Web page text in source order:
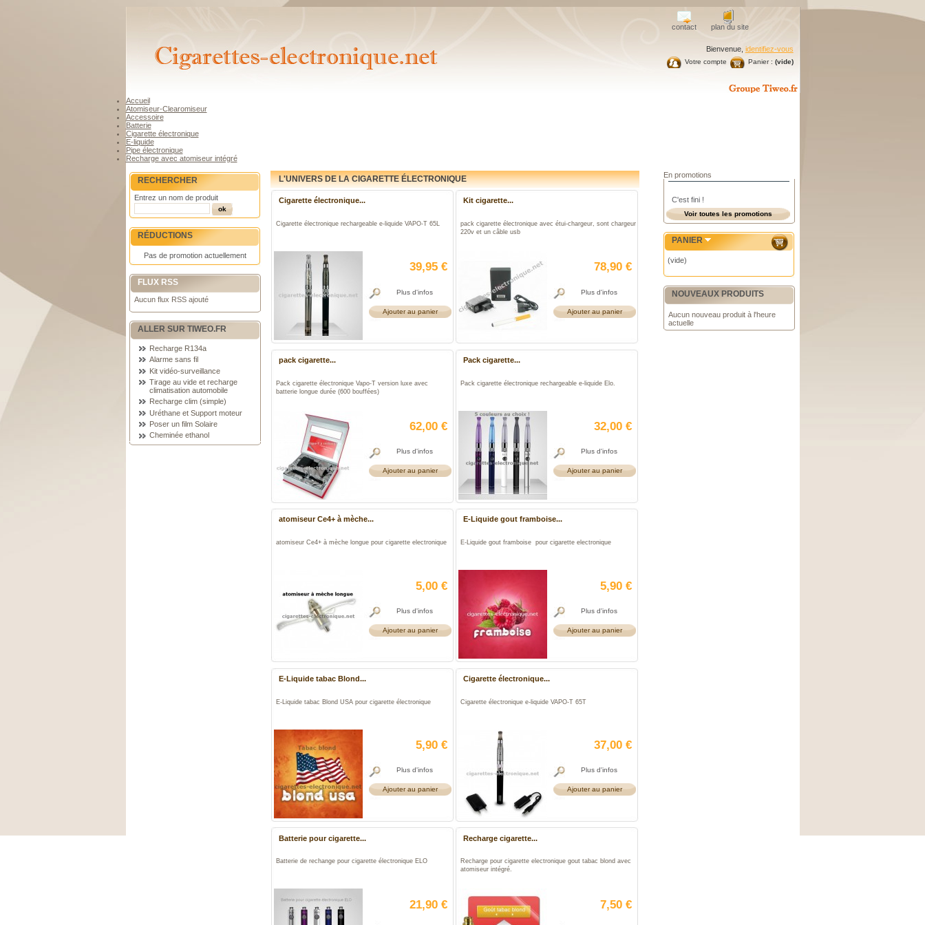
contact plan du site
Bienvenue, identifiez-vous
Panier : (vide)
Votre compte
Accueil
Atomiseur-Clearomiseur
Accessoire
Batterie
Cigarette électronique
E-liquide
Pipe électronique
Recharge avec atomiseur intégré
RECHERCHER
Entrez un nom de produit
RÉDUCTIONS
Pas de promotion actuellement
FLUX RSS
Aucun flux RSS ajouté
ALLER SUR TIWEO.FR
Recharge R134a
Alarme sans fil
Kit vidéo-surveillance
Tirage au vide et recharge
climatisation automobile
Recharge clim (simple)
Uréthane et Support moteur
Poser un film Solaire
Cheminée ethanol
L'UNIVERS DE LA CIGARETTE ÉLECTRONIQUE
Cigarette électronique...
Cigarette électronique rechargeable e-liquide VAPO-T 65L
39,95 €
Plus d'infos
Ajouter au panier
Kit cigarette...
pack cigarette électronique avec étui-chargeur, sont chargeur
220v et un câble usb
78,90 €
Plus d'infos
Ajouter au panier
pack cigarette...
Pack cigarette électronique Vapo-T version luxe avec
batterie longue durée (600 bouffées)
62,00 €
Plus d'infos
Ajouter au panier
Pack cigarette...
Pack cigarette électronique rechargeable e-liquide Elo.
32,00 €
Plus d'infos
Ajouter au panier
atomiseur Ce4+ à mèche...
atomiseur Ce4+ à mèche longue pour cigarette electronique
5,00 €
Plus d'infos
Ajouter au panier
E-Liquide gout framboise...
E-Liquide gout framboise pour cigarette electronique
5,90 €
Plus d'infos
Ajouter au panier
E-Liquide tabac Blond...
E-Liquide tabac Blond USA pour cigarette électronique
5,90 €
Plus d'infos
Ajouter au panier
Cigarette électronique...
Cigarette électronique e-liquide VAPO-T 65T
37,00 €
Plus d'infos
Ajouter au panier
Batterie pour cigarette...
Batterie de rechange pour cigarette électronique ELO
21,90 €
Recharge cigarette...
Recharge pour cigarette electronique gout tabac blond avec
atomiseur intégré.
7,50 €
En promotions
C'est fini !
Voir toutes les promotions
PANIER
(vide)
NOUVEAUX PRODUITS
Aucun nouveau produit à l'heure
actuelle